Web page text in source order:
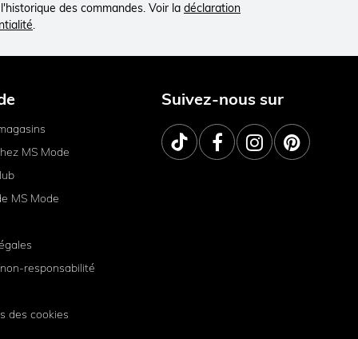
des commandes. Voir la déclaration
.
MS Mode
MS Mode
responsabilité
des cookies
Suivez-nous sur